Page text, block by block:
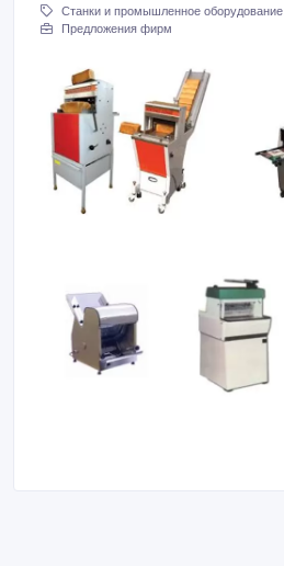
Станки и промышленное оборудование
Предложения фирм